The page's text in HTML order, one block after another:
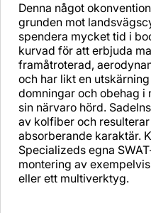
Denna något
grunden mot
spendera mycket tid i
kurvad för att erbjuda
framåtroterad,
och har likt en
domningar och obehag
sin närvaro hörd.
av kolfiber och
absorberande karaktär.
Specializeds egna
montering av
eller ett multiverktyg.